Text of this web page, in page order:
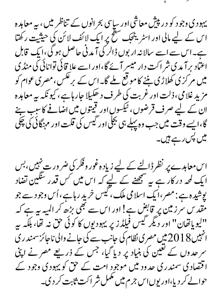
یہودی وجود کو درپیش معاشی اور سیاسی بحرانوں کے تناظر میں، یہ معاہدہ
اس کے لیے مالی اور اسٹریٹجک سطح پر ایک لائف لائن کی حیثیت رکھتا
ہے۔ اس سے اسے سالانہ اربوں ڈالر کی آمدنی حاصل ہوگی، ایک قابلِ
اعتماد برآمدی شراکت دار میسر آئے گا، اور اسے علاقائی توانائی کی منڈی
میں مرکزی کھلاڑی بننے کا موقع ملے گا۔ اس کے برعکس، مصری عوام کو
مزید غلامی، ذلت اور غربت کی طرف دھکیلا جا رہا ہے، کیونکہ یہ معاہدہ
ان کے لیے صرف قرضوں، ٹیکسوں اور قیمتوں میں اضافے کا سبب بنے
گا، ایسے وقت میں جب وہ پہلے ہی بجلی اور گیس کی قلت اور مہنگائی کی چکی
میں پس رہے ہیں۔
اس معاہدے پر نظر ڈالنے کے لیے زیادہ غور و فکر کی ضرورت نہیں، بس
ایک لمحہ درکار ہے یہ سمجھنے کے لیے کہ اس میں کس قدر سنگین تضاد
پوشیدہ ہے: مصر، ایک اسلامی ملک، گیس خرید رہا ہے، اُس وجود سے جو
مقدس سرزمین پر قابض ہے! اور اس سے بھی بڑھ کر المیہ یہ ہے کہ
"لیویاتھان" اور دیگر گیس فیلڈز پر یہودیوں کا کوئی حق نہ تھا، بلکہ یہ
انہیں 2018 میں مصری نظام کی جانب سے کی جانے والی ناجائز سمندری
سرحدوں کے تعین کی بنیاد پر دیا گیا، جس کے ذریعے مصر نے اپنی
اقتصادی سمندری حدود میں موجود امت کے حق کو یہودی وجود کے
حوالے کر دیا، اور یوں اس جرم میں مکمل شراکت ثابت کر دی۔